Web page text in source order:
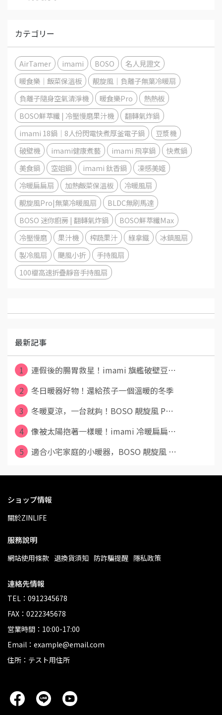
カテゴリー
AirTamer imami BOSO
名人見證文
暖食樂｜飯菜保溫板
靚旋風｜負離子無葉冷暖扇
負離子隨身空氣清淨機
暖食樂Pro
熱熱板
BOSO鮮萃纖 | 冷壓慢磨果汁機
翻轉氣炸鍋
imami 18鍋│8人份閃電快煮厚釜電子鍋
豆漿機
破壁機
imami健康煮藝 imami 飛享鍋
快煮鍋
美食鍋
空姐鍋 imami 鈦香鍋
凍感美姬
冷暖扁扁扇
加熱飯菜保溫板
冷暖風扇
靚旋風Pro|無葉冷暖風扇
BLDC無刷馬達
BOSO 迷你廚房 | 翻轉氣炸鍋
BOSO鮮萃纖Max
冷壓慢磨
果汁機 榨蔬果汁 綠拿鐵
冰鎮風扇
製冷風扇
颶風小折
手持風扇
100檔高速折疊靜音手持風扇
最新記事
1
連假後的腸胃救星！imami 旗艦破壁豆⋯
2
冬日暖器好物！還給孩子一個溫暖的冬季
3
冬暖夏涼，一台就夠！BOSO 靚旋風 P⋯
4
像被太陽抱著一樣暖！imami 冷暖扁扁⋯
5
適合小宅家庭的小暖器，BOSO 靚旋風 ⋯
ショップ情報
關於ZINLIFE
服務說明
網站使用條款 退換貨須知 防詐騙提醒 隱私政策
連絡先情報
TEL：0912345678
FAX：0222345678
営業時間：10:00-17:00
Email：example@email.com
住所：テスト用住所